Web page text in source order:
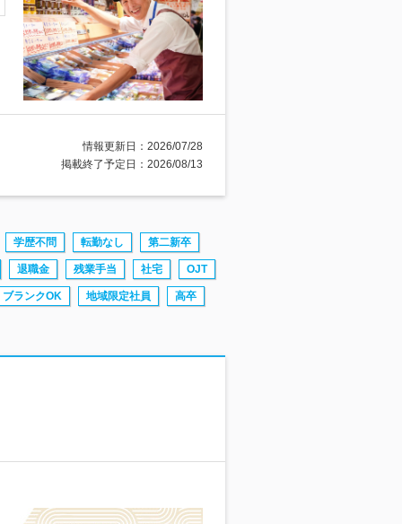
情報更新日：2026/07/28
掲載終了予定日：2026/08/13
学歴不問 転勤なし 第二新卒
退職金 残業手当 社宅 OJT
ブランクOK 地域限定社員 高卒